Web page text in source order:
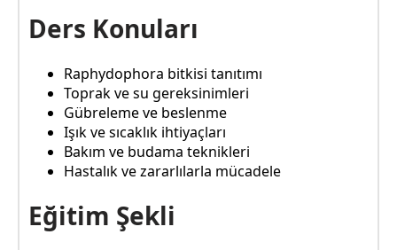
Ders Konuları
Raphydophora bitkisi tanıtımı
Toprak ve su gereksinimleri
Gübreleme ve beslenme
Işık ve sıcaklık ihtiyaçları
Bakım ve budama teknikleri
Hastalık ve zararlılarla mücadele
Eğitim Şekli